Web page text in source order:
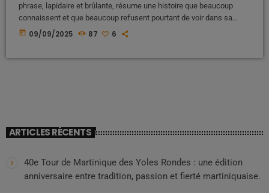
phrase, lapidaire et brûlante, résume une histoire que beaucoup
connaissent et que beaucoup refusent pourtant de voir dans sa
pleine violence. Le mot « colon » ne désigne pas ici seulement un
today 09/09/2025 87 6
ARTICLES RÉCENTS
40e Tour de Martinique des Yoles Rondes : une édition
anniversaire entre tradition, passion et fierté martiniquaise.